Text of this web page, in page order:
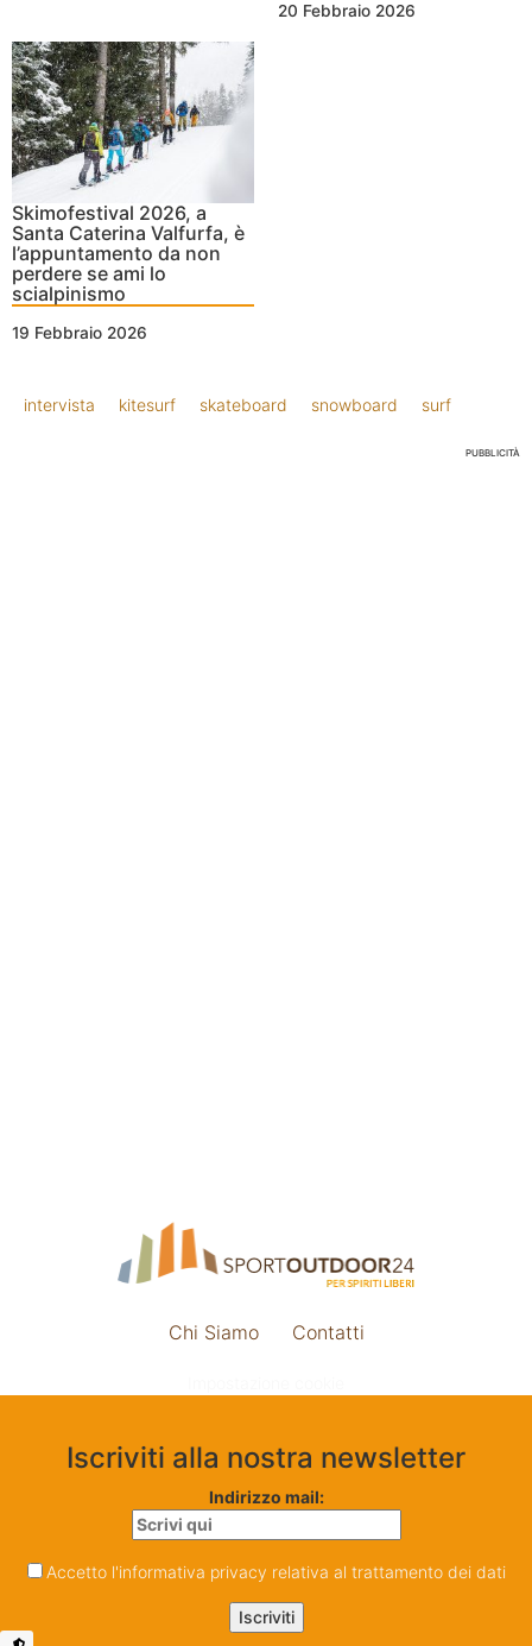
20 Febbraio 2026
Skimofestival 2026, a
Santa Caterina Valfurfa, è
l’appuntamento da non
perdere se ami lo
scialpinismo
19 Febbraio 2026
intervista kitesurf skateboard snowboard surf
PUBBLICITÀ
Chi Siamo Contatti
Iscriviti alla nostra newsletter
Indirizzo mail:
Accetto l'informativa privacy relativa al trattamento dei dati